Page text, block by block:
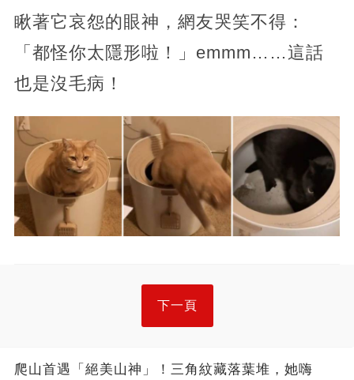
瞅著它哀怨的眼神，網友哭笑不得：
「都怪你太隱形啦！」emmm……這話
也是沒毛病！
下一頁
爬山首遇「絕美山神」！三角紋藏落葉堆，她嗨